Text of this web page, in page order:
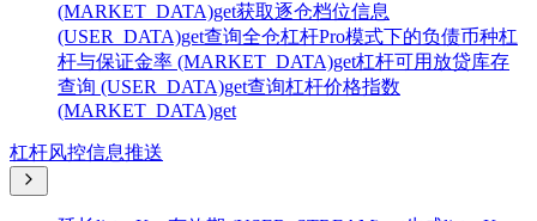
(MARKET_DATA)get获取逐仓档位信息
(USER_DATA)get查询全仓杠杆Pro模式下的负债币种杠
杆与保证金率 (MARKET_DATA)get杠杆可用放贷库存
查询 (USER_DATA)get查询杠杆价格指数
(MARKET_DATA)get
杠杆风控信息推送